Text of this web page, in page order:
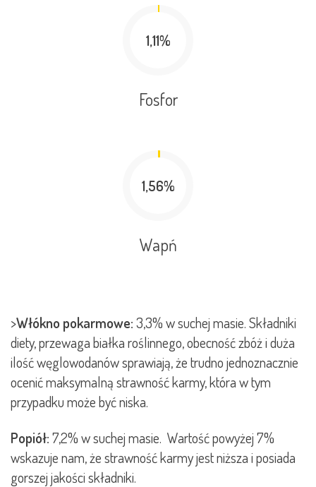
1,11%
Fosfor
1,56%
Wapń
>Włókno pokarmowe:3,3% w suchej masie. Składniki
diety, przewaga białka roślinnego, obecność zbóż i duża
ilość węglowodanów sprawiają, że trudno jednoznacznie
ocenić maksymalną strawność karmy, która w tym
przypadku może być niska.
Popiół:7,2% w suchej masie. Wartość powyżej 7%
wskazuje nam, że strawność karmy jest niższa i posiada
gorszej jakości składniki.